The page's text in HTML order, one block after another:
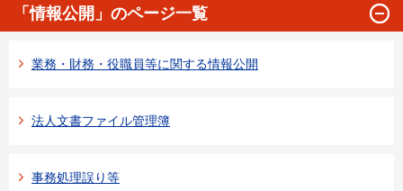
「情報公開」のページ一覧
業務・財務・役職員等に関する情報公開
法人文書ファイル管理簿
事務処理誤り等